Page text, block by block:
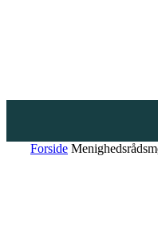
Forside